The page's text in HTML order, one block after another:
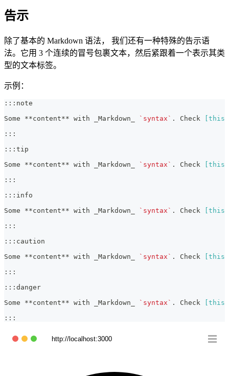
告示
除了基本的 Markdown 语法， 我们还有一种特殊的告示语
法。它用 3 个连续的冒号包裹文本，然后紧跟着一个表示其类
型的文本标签。
示例：
:::note
Some **content** with Markdown `syntax` . Check
this
:::
:::tip
Some **content** with Markdown `syntax` . Check
this
:::
:::info
Some **content** with Markdown `syntax` . Check
this
:::
:::caution
Some **content** with Markdown `syntax` . Check
this
:::
:::danger
Some **content** with Markdown `syntax` . Check
this
:::
http://localhost:3000